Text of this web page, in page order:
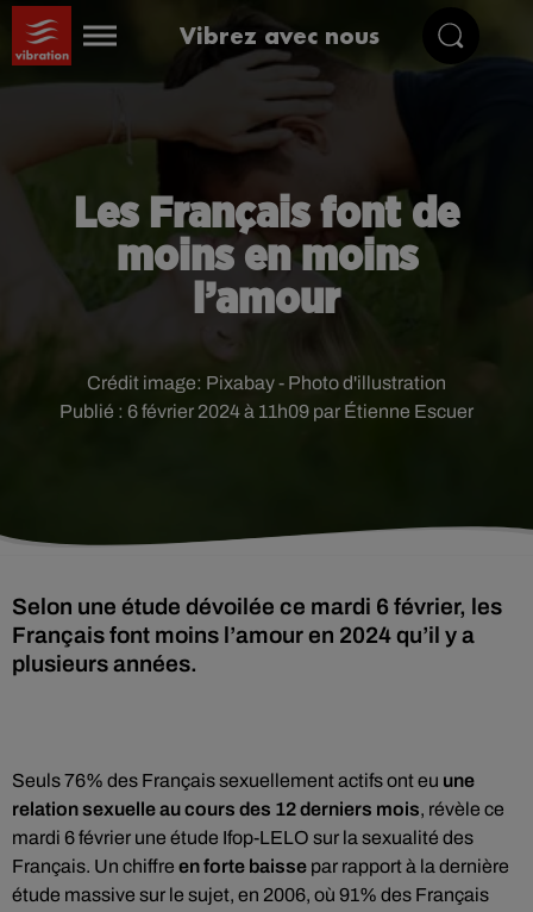
Vibrez avec nous
Les Français font de
moins en moins
l’amour
Publié : 6 février 2024 à 11h09 par Étienne Escuer
Crédit image: Pixabay - Photo d'illustration
Selon une étude dévoilée ce mardi 6 février, les
Français font moins l’amour en 2024 qu’il y a
plusieurs années.
Seuls 76% des Français sexuellement actifs ont eu une
relation sexuelle au cours des 12 derniers mois, révèle ce
mardi 6 février une étude Ifop-LELO sur la sexualité des
Français. Un chiffre en forte baisse par rapport à la dernière
étude massive sur le sujet, en 2006, où 91% des Français